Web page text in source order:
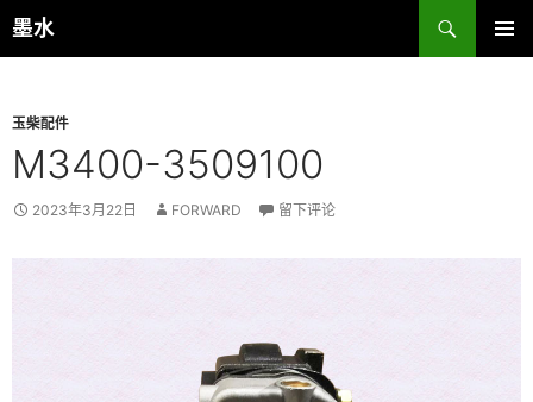
跳
至
墨水
搜
索
玉柴配件
M3400-3509100
2023年3月22日 FORWARD 留下评论